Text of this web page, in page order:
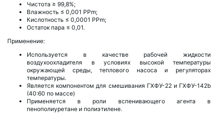
Чистота ≥ 99,8%;
Влажность ≤ 0,001 PPm;
Кислотность ≤ 0,0001 PPm;
Остаток пара ≤ 0,01.
Применение:
Используется в качестве рабочей жидкости
воздухоохладителя в условиях высокой температуры
окружающей среды, теплового насоса и регуляторах
температуры.
Является компонентом для смешивания ГХФУ-22 и ГХФУ-142b
(40:60 по массе)
Применяется в роли вспенивающего агента в
пенополиуретане и полиэтилене.